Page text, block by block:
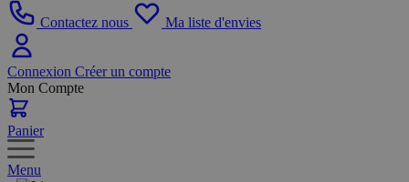
Contactez nous Ma liste d'envies
Connexion Créer un compte
Mon Compte
Panier
Menu